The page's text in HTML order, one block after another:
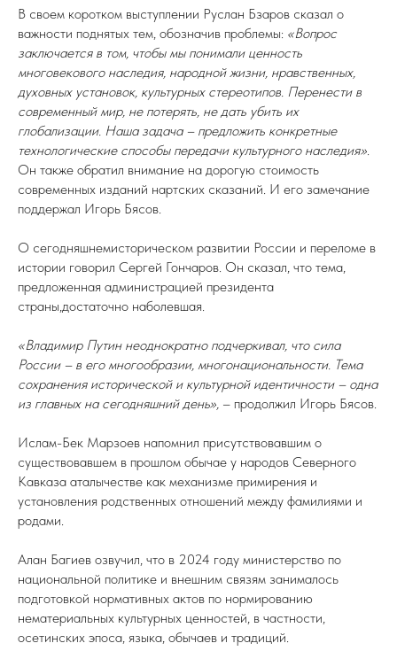
В своем коротком выступлении Руслан Бзаров сказал о
важности поднятых тем, обозначив проблемы: «Вопрос
заключается в том, чтобы мы понимали ценность
многовекового наследия, народной жизни, нравственных,
духовных установок, культурных стереотипов. Перенести в
современный мир, не потерять, не дать убить их
глобализации. Наша задача – предложить конкретные
технологические способы передачи культурного наследия».
Он также обратил внимание на дорогую стоимость
современных изданий нартских сказаний. И его замечание
поддержал Игорь Бясов.
О сегодняшнемисторическом развитии России и переломе в
истории говорил Сергей Гончаров. Он сказал, что тема,
предложенная администрацией президента
страны,достаточно наболевшая.
«Владимир Путин неоднократно подчеркивал, что сила
России – в его многообразии, многонациональности. Тема
сохранения исторической и культурной идентичности – одна
из главных на сегодняшний день», – продолжил Игорь Бясов.
Ислам-Бек Марзоев напомнил присутствовавшим о
существовавшем в прошлом обычае у народов Северного
Кавказа аталычестве как механизме примирения и
установления родственных отношений между фамилиями и
родами.
Алан Багиев озвучил, что в 2024 году министерство по
национальной политике и внешним связям занималось
подготовкой нормативных актов по нормированию
нематериальных культурных ценностей, в частности,
осетинских эпоса, языка, обычаев и традиций.